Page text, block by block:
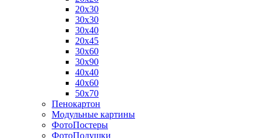
20х30
30х30
30х40
20х45
30х60
30х90
40х40
40х60
50х70
Пенокартон
Модульные картины
ФотоПостеры
ФотоПодушки